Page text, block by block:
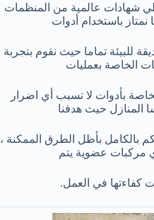
شهادات عالمية من المنظمات
نمتاز باستخدام أدوات
للبيئة تماما حيث نقوم بتجربة
الخاصة بعمليات
بأدوات لا تسبب أي اضرار
المنازل حيث هدفنا
بأظل الطرق الممكنة ،
مركبات عضوية يتم
كفاءتها في العمل.​